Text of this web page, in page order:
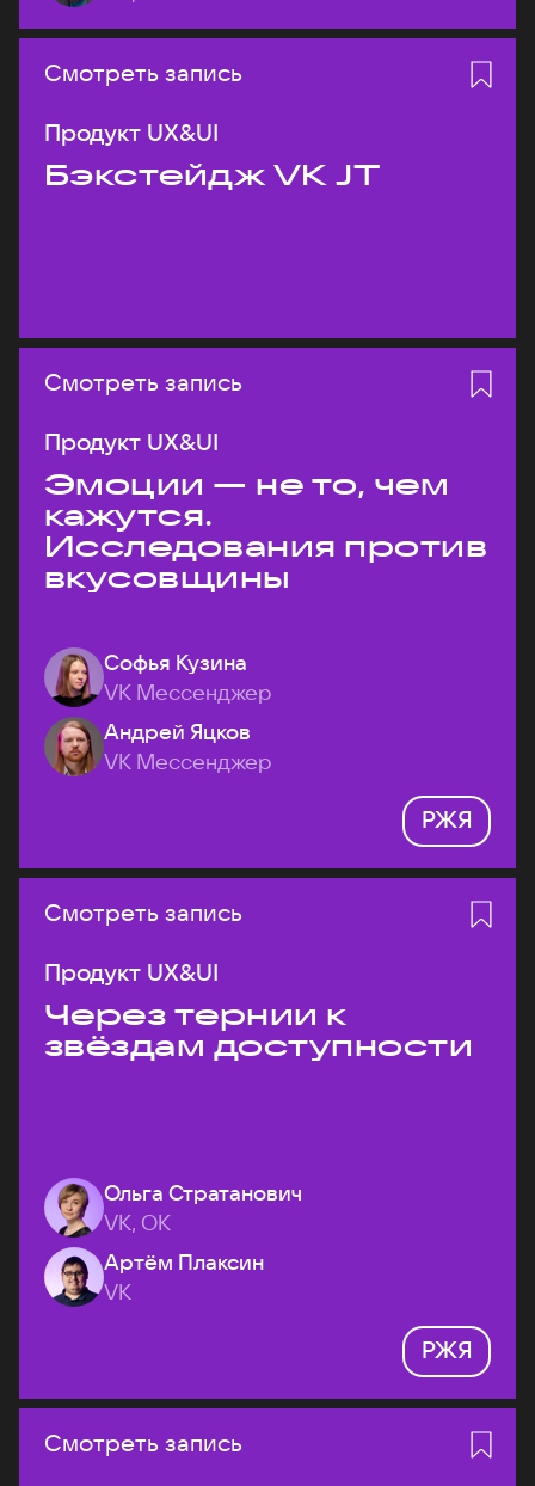
Смотреть запись
Продукт UX&UI
Бэкстейдж VK JT
Смотреть запись
Продукт UX&UI
Эмоции — не то, чем
кажутся.
Исследования против
вкусовщины
Софья Кузина
VK Мессенджер
Андрей Яцков
VK Мессенджер
РЖЯ
Смотреть запись
Продукт UX&UI
Через тернии к
звёздам доступности
Ольга Стратанович
VK, ОК
Артём Плаксин
VK
РЖЯ
Смотреть запись